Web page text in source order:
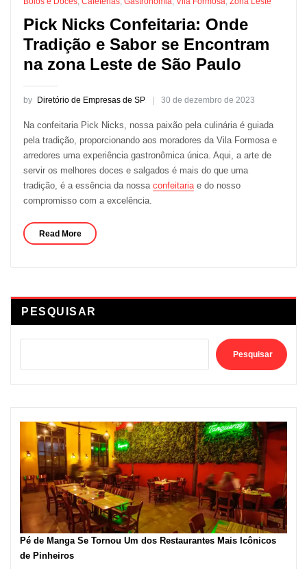
Pick Nicks Confeitaria: Onde
Tradição e Sabor se Encontram
na zona Leste de São Paulo
by Diretório de Empresas de SP 30 de dezembro de 2023
Na confeitaria Pick Nicks, nossa paixão pela culinária é guiada
pela tradição, proporcionando aos moradores da Vila Formosa e
arredores uma experiência gastronômica única. Aqui, a arte de
servir os melhores doces e salgados é mais do que uma
tradição, é a essência da nossa confeitariae do nosso
compromisso com a excelência.
Read More
PESQUISAR
Pesquisar
Pé de Manga Se Tornou Um dos Restaurantes Mais Icônicos
de Pinheiros